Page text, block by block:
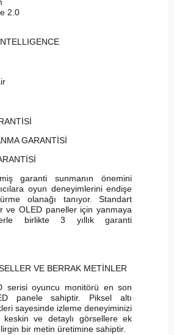
2.0
GARANTİSİ
garanti sunmanın önemini
oyun deneyimlerini endişe
olanağı tanıyor. Standart
ve OLED paneller için yanmaya
birlikte 3 yıllık garanti
VE BERRAK METİNLER
serisi oyuncu monitörü en son
panele sahiptir. Piksel altı
sayesinde izleme deneyiminizi
keskin ve detaylı görsellere ek
bir metin üretimine sahiptir.